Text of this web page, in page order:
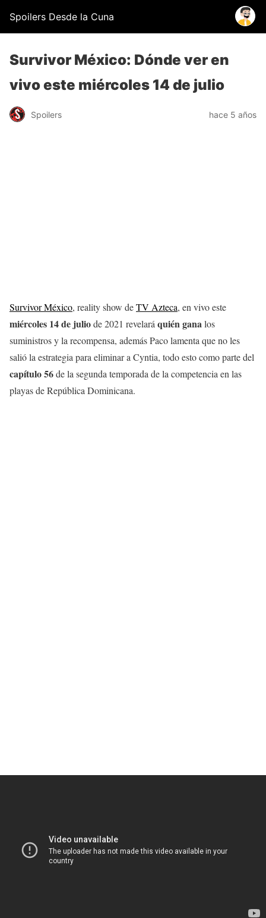
Spoilers Desde la Cuna
Survivor México: Dónde ver en
vivo este miércoles 14 de julio
Spoilers hace 5 años
Survivor México, reality show deTV Azteca, en vivo este
miércoles 14 de juliode 2021 revelará quién ganalos
suministros y la recompensa, además Paco lamenta que no les
salió la estrategia para eliminar a Cyntia, todo esto como parte del
capítulo 56de la segunda temporada de la competencia en las
playas de República Dominicana.